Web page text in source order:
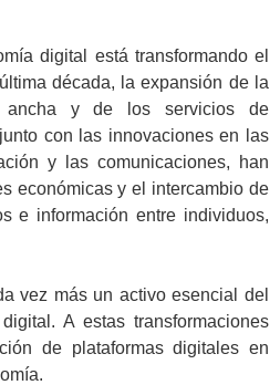
digital está transformando el
década, la expansión de la
ancha y de los servicios de
con las innovaciones en las
y las comunicaciones, han
económicas y el intercambio de
e información entre individuos,
vez más un activo esencial del
A estas transformaciones
de plataformas digitales en